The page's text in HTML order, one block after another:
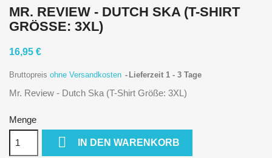
MR. REVIEW - DUTCH SKA (T-SHIRT
GRÖSSE: 3XL)
16,95 €
Bruttopreis ohne Versandkosten Lieferzeit 1 - 3 Tage
Mr. Review - Dutch Ska (T-Shirt Größe: 3XL)
Menge
 IN DEN WARENKORB